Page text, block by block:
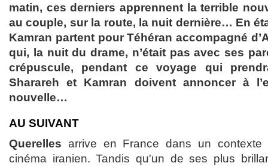
matin, ces derniers apprennent la terrible
au couple, sur la route, la nuit dernière… En
Kamran partent pour Téhéran accompagné
qui, la nuit du drame, n’était pas avec ses
crépuscule, pendant ce voyage qui
Sharareh et Kamran doivent annoncer à
nouvelle…
AU SUIVANT
Querelles arrive en France dans un contexte
cinéma iranien. Tandis qu'un de ses plus